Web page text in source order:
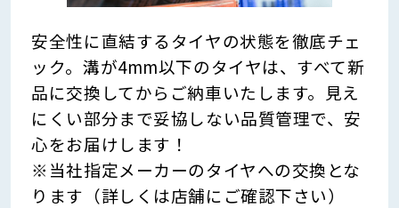
安全性に直結するタイヤの状態を徹底チェ
ック。溝が4mm以下のタイヤは、すべて新
品に交換してからご納車いたします。見え
にくい部分まで妥協しない品質管理で、安
心をお届けします！
※当社指定メーカーのタイヤへの交換とな
ります（詳しくは店舗にご確認下さい）